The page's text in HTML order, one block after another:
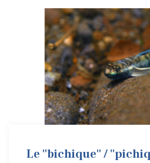
Le "bichique" /